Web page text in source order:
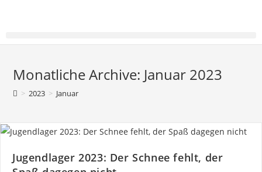
Monatliche Archive: Januar 2023
> 2023 > Januar
Jugendlager 2023: Der Schnee fehlt, der